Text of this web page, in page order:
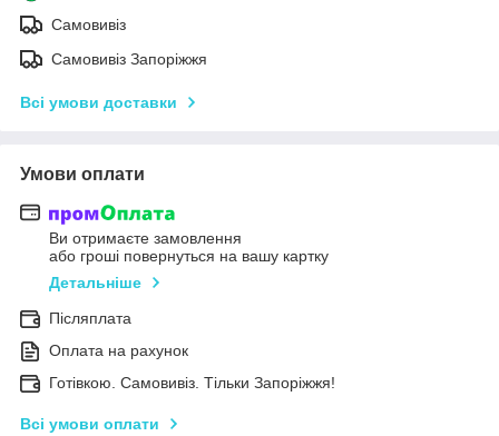
Самовивіз
Самовивіз Запоріжжя
Всі умови доставки
Умови оплати
Ви отримаєте замовлення
або гроші повернуться на вашу картку
Детальніше
Післяплата
Оплата на рахунок
Готівкою. Самовивіз. Тільки Запоріжжя!
Всі умови оплати